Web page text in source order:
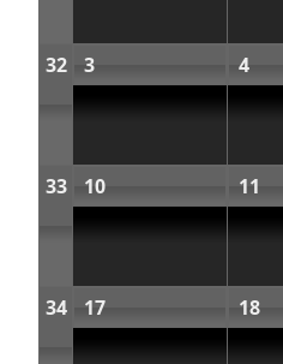
32 3 4
33 10 11
34 17 18